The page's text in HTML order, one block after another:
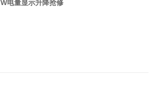
电量显示升降抢修